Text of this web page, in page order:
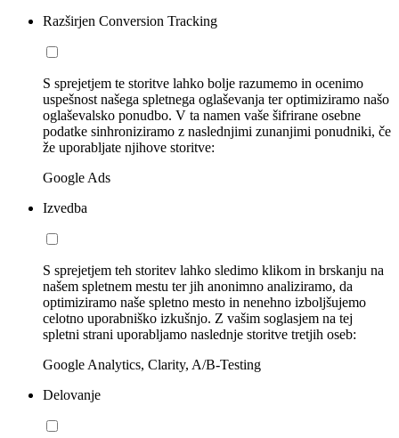
Razširjen Conversion Tracking
S sprejetjem te storitve lahko bolje razumemo in ocenimo
uspešnost našega spletnega oglaševanja ter optimiziramo našo
oglaševalsko ponudbo. V ta namen vaše šifrirane osebne
podatke sinhroniziramo z naslednjimi zunanjimi ponudniki, če
že uporabljate njihove storitve:
Google Ads
Izvedba
S sprejetjem teh storitev lahko sledimo klikom in brskanju na
našem spletnem mestu ter jih anonimno analiziramo, da
optimiziramo naše spletno mesto in nenehno izboljšujemo
celotno uporabniško izkušnjo. Z vašim soglasjem na tej
spletni strani uporabljamo naslednje storitve tretjih oseb:
Google Analytics, Clarity, A/B-Testing
Delovanje